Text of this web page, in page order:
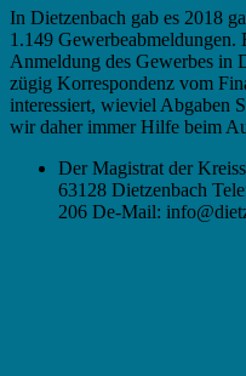
In Dietzenbach gab es 2018
1.149
Anmeldung des Gewerbes in
zügig Korrespondenz vom
interessiert, wieviel Abgaben
wir daher immer Hilfe beim
Der Magistrat der
63128 Dietzenbach
206 De-Mail: